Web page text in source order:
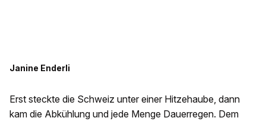
Janine Enderli
Erst steckte die Schweiz unter einer Hitzehaube, dann
kam die Abkühlung und jede Menge Dauerregen. Dem